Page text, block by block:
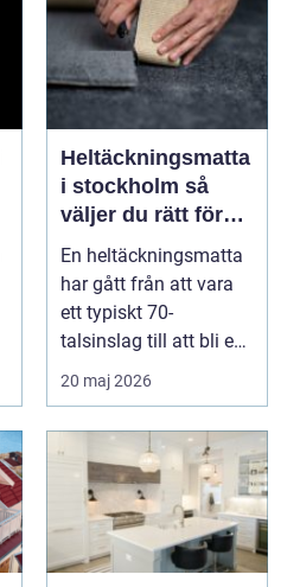
Heltäckningsmatta
i stockholm så
väljer du rätt för
hem och kontor
En heltäckningsmatta
har gått från att vara
ett typiskt 70-
talsinslag till att bli en
modern lösning...
20 maj 2026